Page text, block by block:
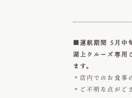
■運航期間 5月
湖上クルーズ専用
ます。
＊店内でのお食
＊ご不明な点が